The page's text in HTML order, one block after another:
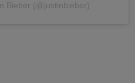
Bieber (@justinbieber)